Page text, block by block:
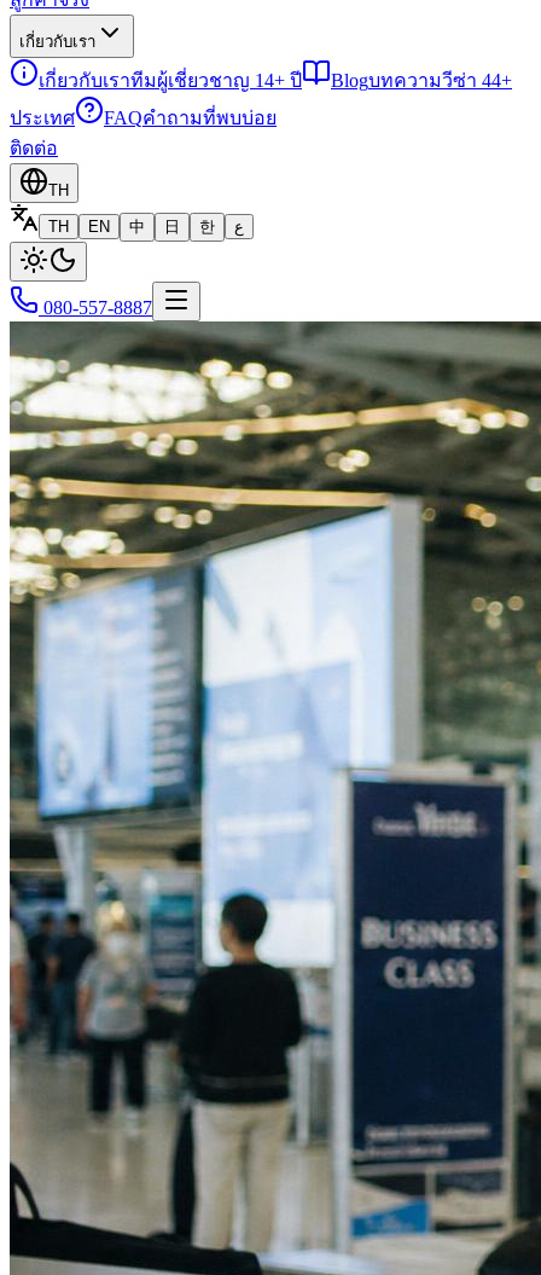
เกี่ยวกับเรา
เกี่ยวกับเราทีมผู้เชี่ยวชาญ 14+ ปี Blogบทความวีซ่า 44+
ประเทศ
FAQคำถามที่พบบ่อย
ติดต่อ
TH
TH
EN 中 日 한 ع
080-557-8887